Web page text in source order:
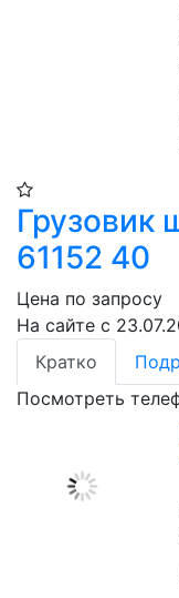
Грузовик
61152 40
Цена по запросу
На сайте с
Кратко
Посмотреть